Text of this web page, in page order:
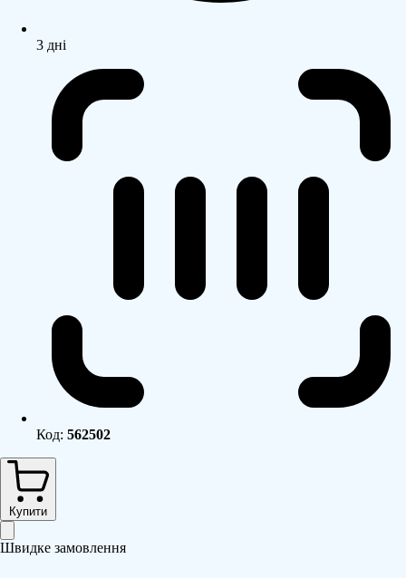
3 дні
Код: 562502
Купити
Швидке замовлення